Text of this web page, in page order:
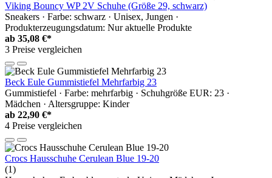
Viking Bouncy WP 2V Schuhe (Größe 29, schwarz)
Sneakers · Farbe: schwarz · Unisex, Jungen ·
Produkterzeugungsdatum: Nur aktuelle Produkte
ab 35,08 €*
3 Preise vergleichen
Beck Eule Gummistiefel Mehrfarbig 23
Gummistiefel · Farbe: mehrfarbig · Schuhgröße EUR: 23 ·
Mädchen · Altersgruppe: Kinder
ab 22,90 €*
4 Preise vergleichen
Crocs Hausschuhe Cerulean Blue 19-20
(1)